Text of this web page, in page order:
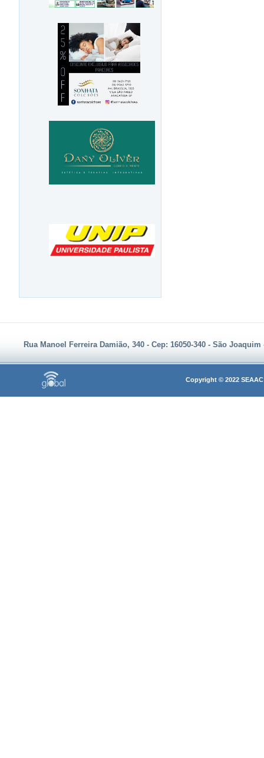
Rua Manoel Ferreira Damião, 340 - Cep: 16050-340 - São
Copyright © 2022